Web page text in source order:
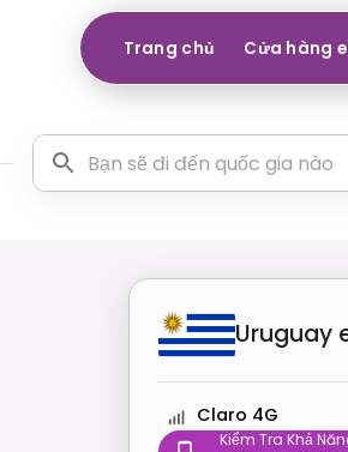
Trang chủ Cửa hàng
Uruguay
Claro 4G
Kiểm Tra Khả